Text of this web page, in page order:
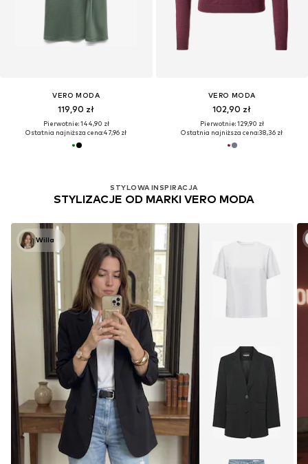
VERO MODA
119,90 zł
Pierwotnie: 144,90 zł
Ostatnia najniższa cena:47,96 zł
VERO MODA
102,90 zł
Pierwotnie: 129,90 zł
Ostatnia najniższa cena:38,36 zł
STYLOWA INSPIRACJA
STYLIZACJE OD MARKI VERO MODA
Willa